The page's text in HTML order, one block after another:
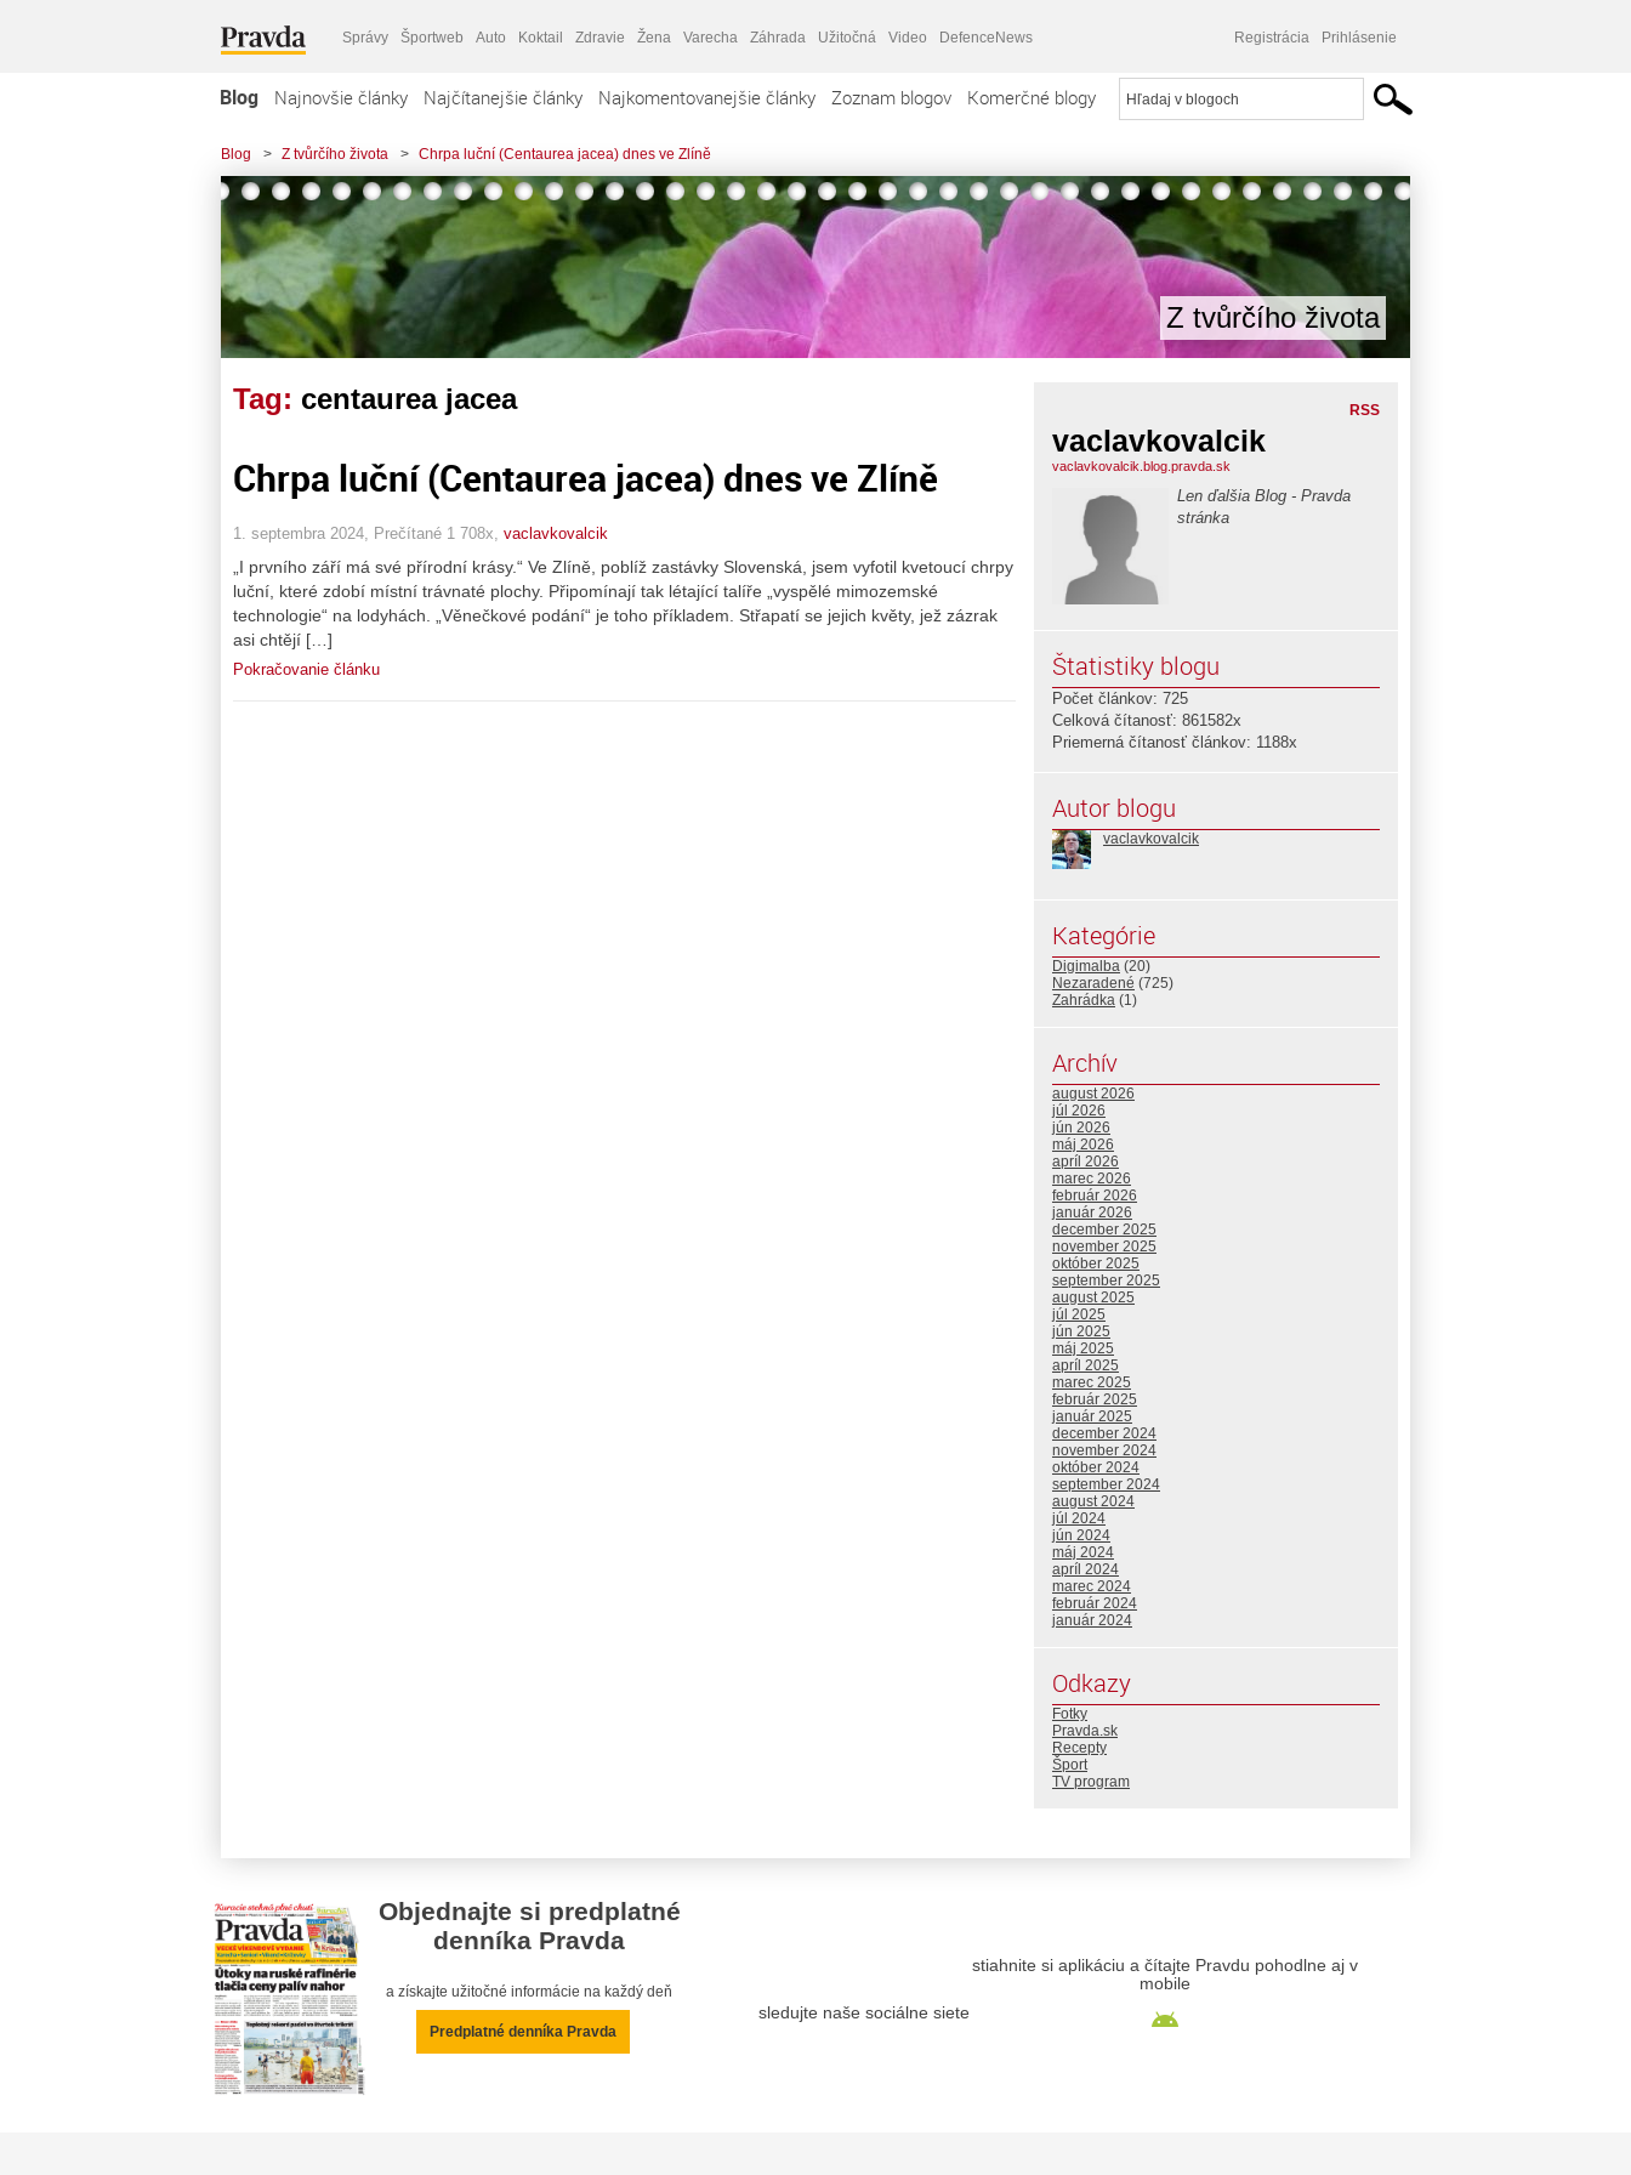
Správy Športweb Auto Koktail Zdravie Žena Varecha Záhrada Užitočná Video DefenceNews Registrácia Prihlásenie
Blog Najnovšie články Najčítanejšie články Najkomentovanejšie články Zoznam blogov Komerčné blogy
Blog > Z tvůrčího života > Chrpa luční (Centaurea jacea) dnes ve Zlíně
Z tvůrčího života
Tag: centaurea jacea
Chrpa luční (Centaurea jacea) dnes ve Zlíně
1. septembra 2024, Prečítané 1 708x, vaclavkovalcik
„I prvního září má své přírodní krásy.“ Ve Zlíně, poblíž zastávky Slovenská, jsem vyfotil kvetoucí chrpy
luční, které zdobí místní trávnaté plochy. Připomínají tak létající talíře „vyspělé mimozemské
technologie“ na lodyhách. „Věnečkové podání“ je toho příkladem. Střapatí se jejich květy, jež zázrak
asi chtějí […]
Pokračovanie článku
RSS
vaclavkovalcik
vaclavkovalcik.blog.pravda.sk
Len ďalšia Blog - Pravda
stránka
Štatistiky blogu
Počet článkov: 725
Celková čítanosť: 861582x
Priemerná čítanosť článkov: 1188x
Autor blogu
vaclavkovalcik
Kategórie
Digimalba (20)
Nezaradené (725)
Zahrádka (1)
Archív
august 2026
júl 2026
jún 2026
máj 2026
apríl 2026
marec 2026
február 2026
január 2026
december 2025
november 2025
október 2025
september 2025
august 2025
júl 2025
jún 2025
máj 2025
apríl 2025
marec 2025
február 2025
január 2025
december 2024
november 2024
október 2024
september 2024
august 2024
júl 2024
jún 2024
máj 2024
apríl 2024
marec 2024
február 2024
január 2024
Odkazy
Fotky
Pravda.sk
Recepty
Šport
TV program
Objednajte si predplatné
denníka Pravda
a získajte užitočné informácie na každý deň
Predplatné denníka Pravda
sledujte naše sociálne siete
stiahnite si aplikáciu a čítajte Pravdu pohodlne aj v
mobile